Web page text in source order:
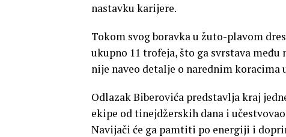
nastavku karijere.
Tokom svog boravka u žuto-plavom
ukupno 11 trofeja, što ga svrstava
nije naveo detalje o narednim koracima
Odlazak Biberovića predstavlja kraj
ekipe od tinejdžerskih dana i
Navijači će ga pamtiti po energiji i